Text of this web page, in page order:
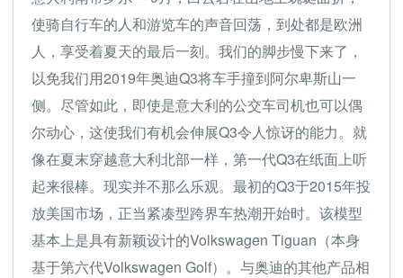
使骑自行车的人和游览车的声音回荡，到处都是欧洲
人，享受着夏天的最后一刻。我们的脚步慢下来了，
以免我们用2019年奥迪Q3将车手撞到阿尔卑斯山一
侧。尽管如此，即使是意大利的公交车司机也可以偶
尔动心，这使我们有机会伸展Q3令人惊讶的能力。就
像在夏末穿越意大利北部一样，第一代Q3在纸面上听
起来很棒。现实并不那么乐观。最初的Q3于2015年投
放美国市场，正当紧凑型跨界车热潮开始时。该模型
基本上是具有新颖设计的Volkswagen Tiguan（本身
基于第六代Volkswagen Golf）。与奥迪的其他产品相